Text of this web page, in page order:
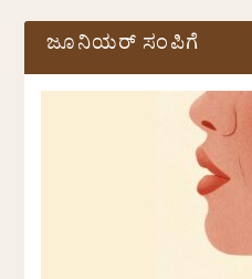
ಜೂನಿಯರ್ ಸಂಪಿಗೆ